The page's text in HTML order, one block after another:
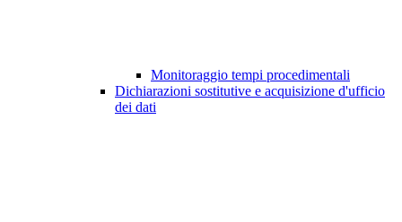
Monitoraggio tempi procedimentali
Dichiarazioni sostitutive e acquisizione d'ufficio
dei dati